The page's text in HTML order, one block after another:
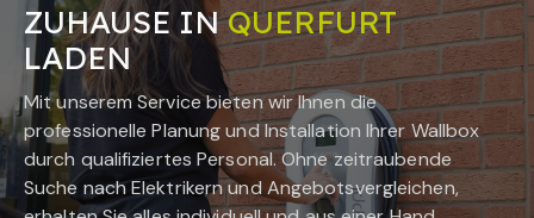
ZUHAUSE INQUERFURT
LADEN
Mit unserem Service bieten wir Ihnen die
professionelle Planung und Installation Ihrer Wallbox
durch qualifiziertes Personal. Ohne zeitraubende
Suche nach Elektrikern und Angebotsvergleichen,